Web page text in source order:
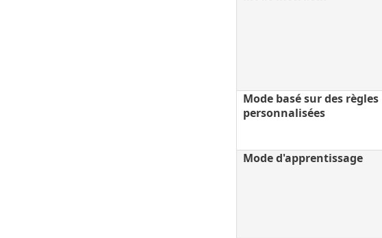
Mode basé sur des règles
personnalisées
Mode d'apprentissage